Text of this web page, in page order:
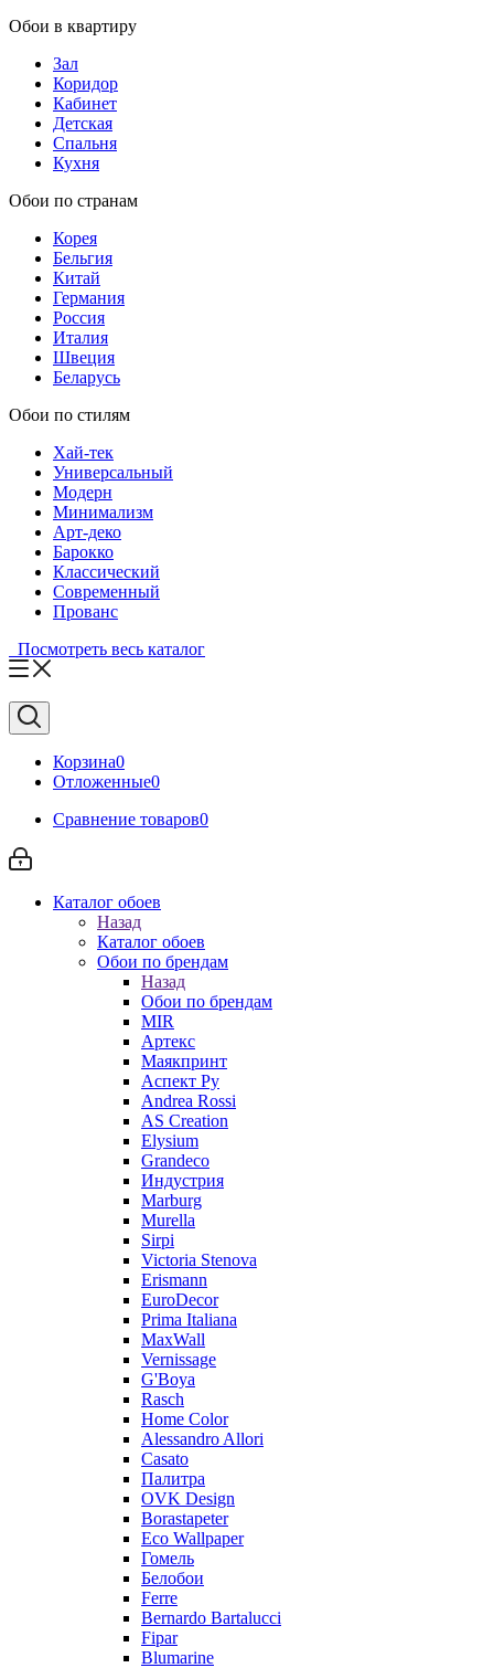
Обои в квартиру
Зал
Коридор
Кабинет
Детская
Спальня
Кухня
Обои по странам
Корея
Бельгия
Китай
Германия
Россия
Италия
Швеция
Беларусь
Обои по стилям
Хай-тек
Универсальный
Модерн
Минимализм
Арт-деко
Барокко
Классический
Современный
Прованс
Посмотреть весь каталог
Корзина0
Отложенные0
Сравнение товаров0
Каталог обоев
Назад
Каталог обоев
Обои по брендам
Назад
Обои по брендам
MIR
Артекс
Маякпринт
Аспект Ру
Andrea Rossi
AS Creation
Elysium
Grandeco
Индустрия
Marburg
Murella
Sirpi
Victoria Stenova
Erismann
EuroDecor
Prima Italiana
MaxWall
Vernissage
G'Boya
Rasch
Home Color
Alessandro Allori
Casato
Палитра
OVK Design
Borastapeter
Eco Wallpaper
Гомель
Белобои
Ferre
Bernardo Bartalucci
Fipar
Blumarine